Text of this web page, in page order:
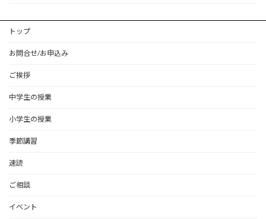
トップ
お問合せ/お申込み
ご挨拶
中学生の授業
小学生の授業
季節講習
速読
ご相談
イベント